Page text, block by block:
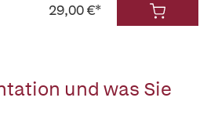
29,00 €*
und was Sie